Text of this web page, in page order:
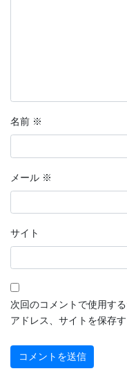
名前 ※
メール ※
サイト
次回のコメントで使用す
アドレス、サイトを保存す